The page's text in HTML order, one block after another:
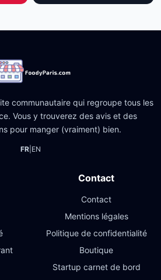
communautaire qui regroupe tous les
Vous y trouverez des avis et des
pour manger (vraiment) bien.
FR| EN
Contact
Contact
Mentions légales
Politique de confidentialité
Boutique
Startup carnet de bord